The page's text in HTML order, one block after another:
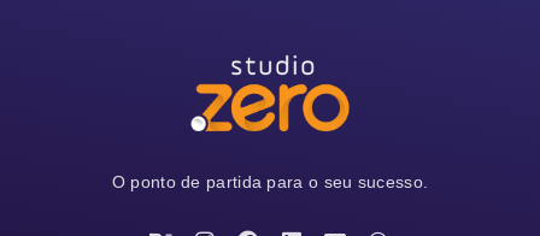
O ponto de partida para o seu sucesso.